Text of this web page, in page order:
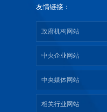
友情链接：
政府机构网站
中央企业网站
中央媒体网站
相关行业网站